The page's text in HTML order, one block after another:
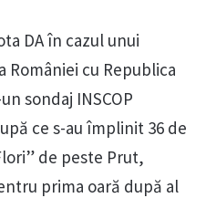
DA în cazul unui
cu Republica
sondaj INSCOP
ce s-au împlinit 36 de
de peste Prut,
prima oară după al